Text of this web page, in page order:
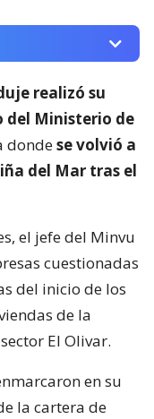
realizó su
del Ministerio de
dondese volvió a
del Mar tras el
el jefe del Minvu
cuestionadas
del inicio de los
de la
El Olivar.
en su
la cartera de